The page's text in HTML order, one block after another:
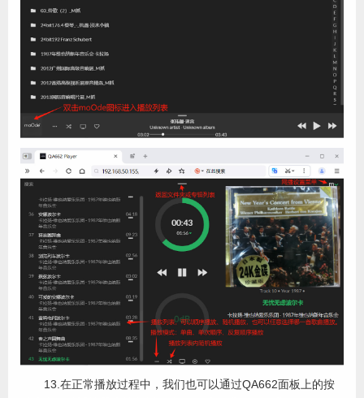
13.在正常播放过程中，我们也可以通过QA662面板上的按